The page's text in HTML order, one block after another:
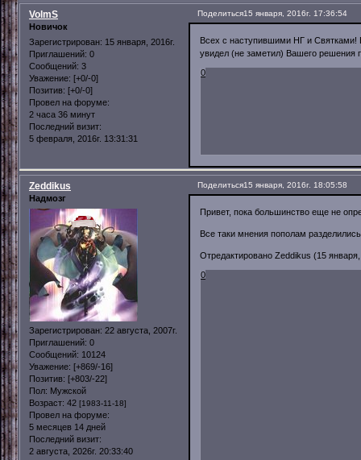
Поделиться15 января, 2016г. 17:36:54
VolmS
Новичок
Зарегистрирован: 15 января, 2016г.
Приглашений: 0
Сообщений: 3
Уважение: [+0/-0]
Позитив: [+0/-0]
Провел на форуме:
2 часа 36 минут
Последний визит:
5 февраля, 2016г. 13:31:31
Всех с наступившими НГ и Святками!
увидел (не заметил) Вашего решения
0
Поделиться15 января, 2016г. 18:05:58
Zeddikus
Надмозг
Зарегистрирован: 22 августа, 2007г.
Приглашений: 0
Сообщений: 10124
Уважение: [+869/-16]
Позитив: [+803/-22]
Пол: Мужской
Возраст: 42 [1983-11-18]
Провел на форуме:
5 месяцев 14 дней
Последний визит:
2 августа, 2026г. 20:33:40
Привет, пока большинство еще не
Все таки мнения пополам
Отредактировано Zeddikus (15
0